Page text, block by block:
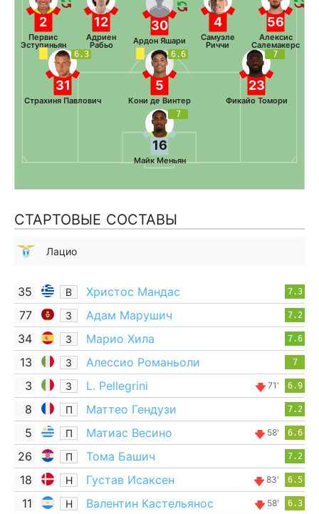
7
16
Майк Меньян
6.3
31
Страхиня Павлович
6.6
5
Кони де Винтер
7
23
Фикайо Томори
2
Первис
Эступиньян
12
Адриен
Рабьо
30
Ардон Яшари
4
Самуэле
Риччи
56
Алексис
Салемакерс
СТАРТОВЫЕ СОСТАВЫ
Лацио
35 В Христос Мандас 7.3
77 З Адам Марушич 7.2
34 З Марио Хила 7.6
13 З Алессио Романьоли 7
3 З L. Pellegrini 71' 6.9
8 П Маттео Гендузи 7.2
5 П Матиас Весино 58' 6.6
26 П Тома Башич 7.2
18 Н Густав Исаксен 83' 6.5
11 Н Валентин Кастельянос 58' 6.3